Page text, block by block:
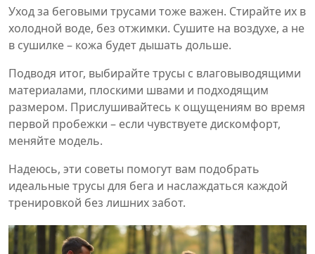
Уход за беговыми трусами тоже важен. Стирайте их в
холодной воде, без отжимки. Сушите на воздухе, а не
в сушилке – кожа будет дышать дольше.
Подводя итог, выбирайте трусы с влаговыводящими
материалами, плоскими швами и подходящим
размером. Прислушивайтесь к ощущениям во время
первой пробежки – если чувствуете дискомфорт,
меняйте модель.
Надеюсь, эти советы помогут вам подобрать
идеальные трусы для бега и наслаждаться каждой
тренировкой без лишних забот.